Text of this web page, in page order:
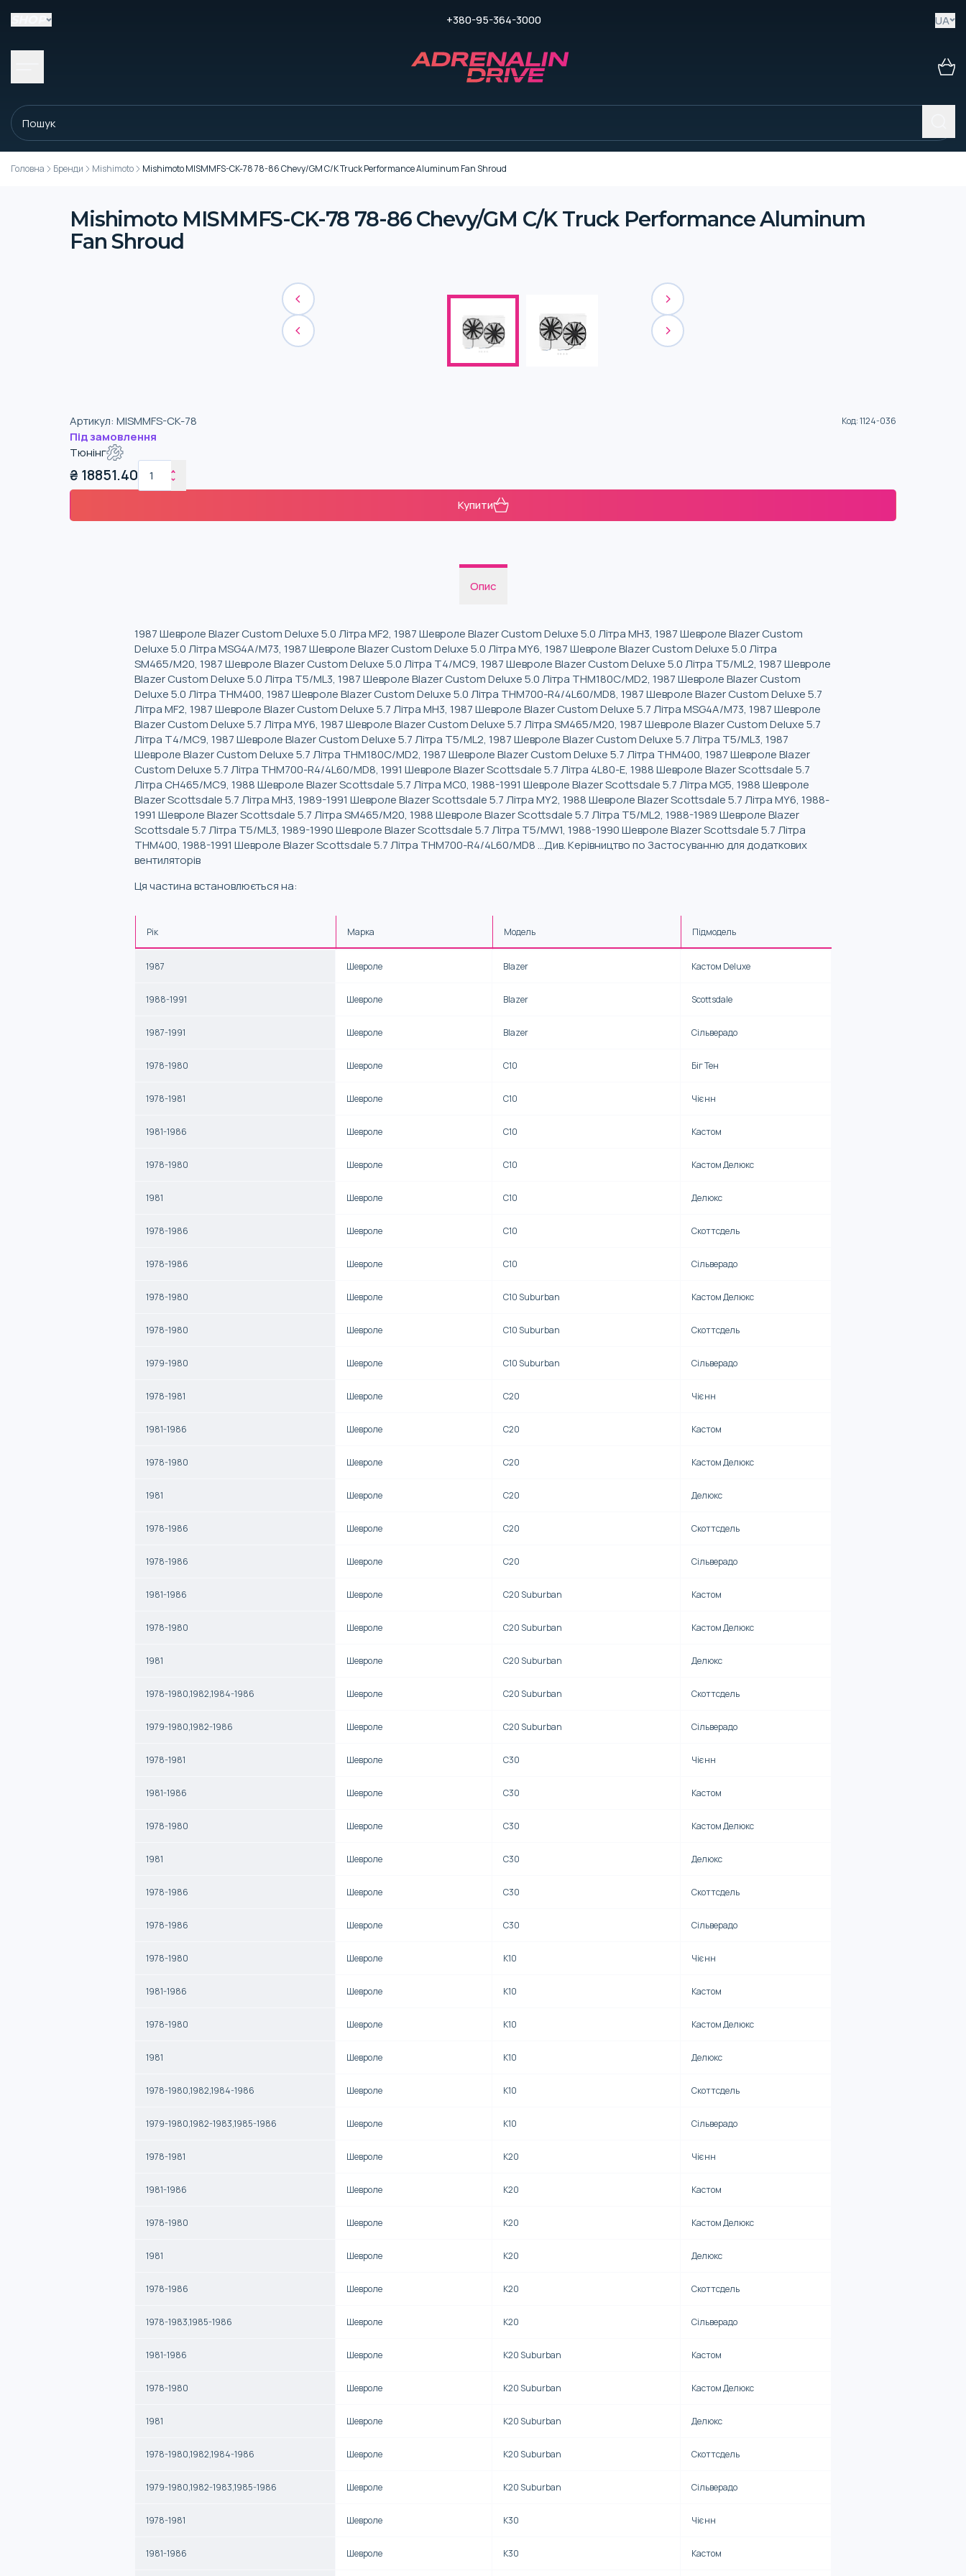
+380-95-364-3000 UA
Головна Бренди Mishimoto Mishimoto MISMMFS-CK-78 78-86 Chevy/GM C/K Truck Performance Aluminum Fan Shroud
Mishimoto MISMMFS-CK-78 78-86 Chevy/GM C/K Truck Performance Aluminum
Fan Shroud
Артикул: MISMMFS-CK-78 Код:1124-036
Під замовлення
Тюнінг
₴ 18851.40
Купити
Опис
1987 Шевроле Blazer Custom Deluxe 5.0 Літра MF2, 1987 Шевроле Blazer Custom Deluxe 5.0 Літра MH3, 1987 Шевроле Blazer Custom
Deluxe 5.0 Літра MSG4A/M73, 1987 Шевроле Blazer Custom Deluxe 5.0 Літра MY6, 1987 Шевроле Blazer Custom Deluxe 5.0 Літра
SM465/M20, 1987 Шевроле Blazer Custom Deluxe 5.0 Літра T4/MC9, 1987 Шевроле Blazer Custom Deluxe 5.0 Літра T5/ML2, 1987 Шевроле
Blazer Custom Deluxe 5.0 Літра T5/ML3, 1987 Шевроле Blazer Custom Deluxe 5.0 Літра THM180C/MD2, 1987 Шевроле Blazer Custom
Deluxe 5.0 Літра THM400, 1987 Шевроле Blazer Custom Deluxe 5.0 Літра THM700-R4/4L60/MD8, 1987 Шевроле Blazer Custom Deluxe 5.7
Літра MF2, 1987 Шевроле Blazer Custom Deluxe 5.7 Літра MH3, 1987 Шевроле Blazer Custom Deluxe 5.7 Літра MSG4A/M73, 1987 Шевроле
Blazer Custom Deluxe 5.7 Літра MY6, 1987 Шевроле Blazer Custom Deluxe 5.7 Літра SM465/M20, 1987 Шевроле Blazer Custom Deluxe 5.7
Літра T4/MC9, 1987 Шевроле Blazer Custom Deluxe 5.7 Літра T5/ML2, 1987 Шевроле Blazer Custom Deluxe 5.7 Літра T5/ML3, 1987
Шевроле Blazer Custom Deluxe 5.7 Літра THM180C/MD2, 1987 Шевроле Blazer Custom Deluxe 5.7 Літра THM400, 1987 Шевроле Blazer
Custom Deluxe 5.7 Літра THM700-R4/4L60/MD8, 1991 Шевроле Blazer Scottsdale 5.7 Літра 4L80-E, 1988 Шевроле Blazer Scottsdale 5.7
Літра CH465/MC9, 1988 Шевроле Blazer Scottsdale 5.7 Літра MC0, 1988-1991 Шевроле Blazer Scottsdale 5.7 Літра MG5, 1988 Шевроле
Blazer Scottsdale 5.7 Літра MH3, 1989-1991 Шевроле Blazer Scottsdale 5.7 Літра MY2, 1988 Шевроле Blazer Scottsdale 5.7 Літра MY6, 1988-
1991 Шевроле Blazer Scottsdale 5.7 Літра SM465/M20, 1988 Шевроле Blazer Scottsdale 5.7 Літра T5/ML2, 1988-1989 Шевроле Blazer
Scottsdale 5.7 Літра T5/ML3, 1989-1990 Шевроле Blazer Scottsdale 5.7 Літра T5/MW1, 1988-1990 Шевроле Blazer Scottsdale 5.7 Літра
THM400, 1988-1991 Шевроле Blazer Scottsdale 5.7 Літра THM700-R4/4L60/MD8 ...Див. Керівництво по Застосуванню для додаткових
вентиляторів
Ця частина встановлюється на:
Рік Марка Модель Підмодель
1987 Шевроле Blazer Кастом Deluxe
1988-1991 Шевроле Blazer Scottsdale
1987-1991 Шевроле Blazer Сільверадо
1978-1980 Шевроле C10 Біг Тен
1978-1981 Шевроле C10 Чієнн
1981-1986 Шевроле C10 Кастом
1978-1980 Шевроле C10 Кастом Делюкс
1981 Шевроле C10 Делюкс
1978-1986 Шевроле C10 Скоттсдель
1978-1986 Шевроле C10 Сільверадо
1978-1980 Шевроле C10 Suburban Кастом Делюкс
1978-1980 Шевроле C10 Suburban Скоттсдель
1979-1980 Шевроле C10 Suburban Сільверадо
1978-1981 Шевроле C20 Чієнн
1981-1986 Шевроле C20 Кастом
1978-1980 Шевроле C20 Кастом Делюкс
1981 Шевроле C20 Делюкс
1978-1986 Шевроле C20 Скоттсдель
1978-1986 Шевроле C20 Сільверадо
1981-1986 Шевроле C20 Suburban Кастом
1978-1980 Шевроле C20 Suburban Кастом Делюкс
1981 Шевроле C20 Suburban Делюкс
1978-1980,1982,1984-1986 Шевроле C20 Suburban Скоттсдель
1979-1980,1982-1986 Шевроле C20 Suburban Сільверадо
1978-1981 Шевроле C30 Чієнн
1981-1986 Шевроле C30 Кастом
1978-1980 Шевроле C30 Кастом Делюкс
1981 Шевроле C30 Делюкс
1978-1986 Шевроле C30 Скоттсдель
1978-1986 Шевроле C30 Сільверадо
1978-1980 Шевроле K10 Чієнн
1981-1986 Шевроле K10 Кастом
1978-1980 Шевроле K10 Кастом Делюкс
1981 Шевроле K10 Делюкс
1978-1980,1982,1984-1986 Шевроле K10 Скоттсдель
1979-1980,1982-1983,1985-1986 Шевроле K10 Сільверадо
1978-1981 Шевроле K20 Чієнн
1981-1986 Шевроле K20 Кастом
1978-1980 Шевроле K20 Кастом Делюкс
1981 Шевроле K20 Делюкс
1978-1986 Шевроле K20 Скоттсдель
1978-1983,1985-1986 Шевроле K20 Сільверадо
1981-1986 Шевроле K20 Suburban Кастом
1978-1980 Шевроле K20 Suburban Кастом Делюкс
1981 Шевроле K20 Suburban Делюкс
1978-1980,1982,1984-1986 Шевроле K20 Suburban Скоттсдель
1979-1980,1982-1983,1985-1986 Шевроле K20 Suburban Сільверадо
1978-1981 Шевроле K30 Чієнн
1981-1986 Шевроле K30 Кастом